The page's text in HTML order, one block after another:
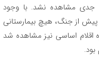
جدی مشاهده نشد. با وجود
از جنگ، هیچ بیمارستانی
اقلام اساسی نیز مشاهده شد